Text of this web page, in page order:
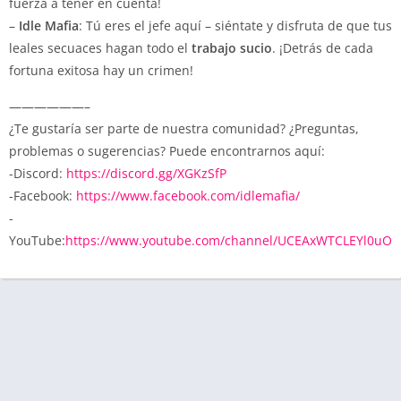
– Idle Mafia: Tú eres el jefe aquí – siéntate y disfruta de que tus
leales secuaces hagan todo el trabajo sucio. ¡Detrás de cada
fortuna exitosa hay un crimen!
——————–
¿Te gustaría ser parte de nuestra comunidad? ¿Preguntas,
problemas o sugerencias? Puede encontrarnos aquí:
-Discord: https://discord.gg/XGKzSfP
-Facebook: https://www.facebook.com/idlemafia/
-
YouTube:https://www.youtube.com/channel/